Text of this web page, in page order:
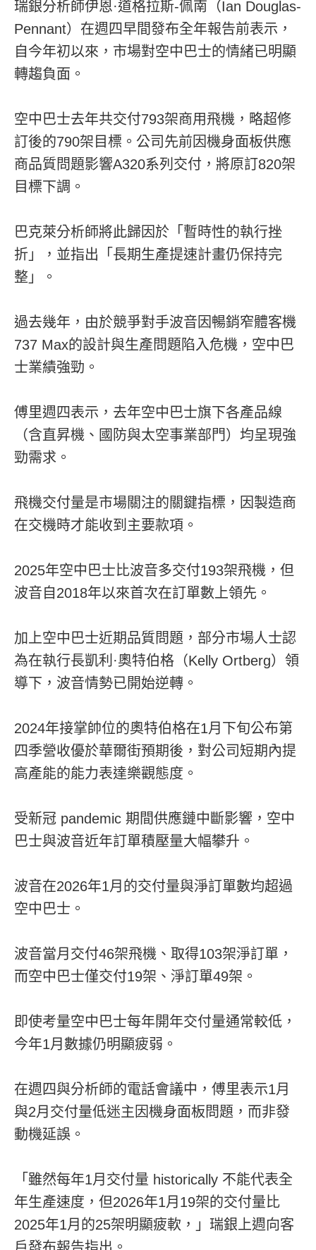
瑞銀分析師伊恩·道格拉斯-佩南（Ian Douglas-
Pennant）在週四早間發布全年報告前表示，
自今年初以來，市場對空中巴士的情緒已明顯
轉趨負面。
空中巴士去年共交付793架商用飛機，略超修
訂後的790架目標。公司先前因機身面板供應
商品質問題影響A320系列交付，將原訂820架
目標下調。
巴克萊分析師將此歸因於「暫時性的執行挫
折」，並指出「長期生產提速計畫仍保持完
整」。
過去幾年，由於競爭對手波音因暢銷窄體客機
737 Max的設計與生產問題陷入危機，空中巴
士業績強勁。
傅里週四表示，去年空中巴士旗下各產品線
（含直昇機、國防與太空事業部門）均呈現強
勁需求。
飛機交付量是市場關注的關鍵指標，因製造商
在交機時才能收到主要款項。
2025年空中巴士比波音多交付193架飛機，但
波音自2018年以來首次在訂單數上領先。
加上空中巴士近期品質問題，部分市場人士認
為在執行長凱利·奧特伯格（Kelly Ortberg）領
導下，波音情勢已開始逆轉。
2024年接掌帥位的奧特伯格在1月下旬公布第
四季營收優於華爾街預期後，對公司短期內提
高產能的能力表達樂觀態度。
受新冠 pandemic 期間供應鏈中斷影響，空中
巴士與波音近年訂單積壓量大幅攀升。
波音在2026年1月的交付量與淨訂單數均超過
空中巴士。
波音當月交付46架飛機、取得103架淨訂單，
而空中巴士僅交付19架、淨訂單49架。
即使考量空中巴士每年開年交付量通常較低，
今年1月數據仍明顯疲弱。
在週四與分析師的電話會議中，傅里表示1月
與2月交付量低迷主因機身面板問題，而非發
動機延誤。
「雖然每年1月交付量 historically 不能代表全
年生產速度，但2026年1月19架的交付量比
2025年1月的25架明顯疲軟，」瑞銀上週向客